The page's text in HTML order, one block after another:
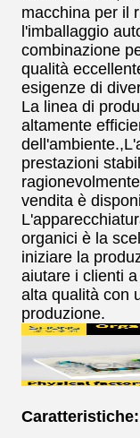
macchina per il
l'imballaggio
combinazione
qualità
esigenze di
La linea di
altamente
prestazioni
vendita è
organici è la
iniziare la
aiutare i clienti
alta qualità con
produzione.
Caratteristiche: